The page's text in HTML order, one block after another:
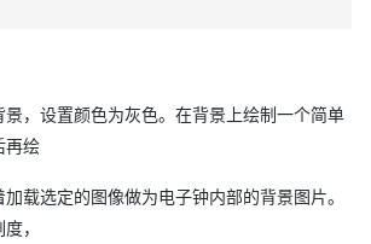
，设置颜色为灰色。在背景上绘制一个简单
再绘
载选定的图像做为电子钟内部的背景图片。
，